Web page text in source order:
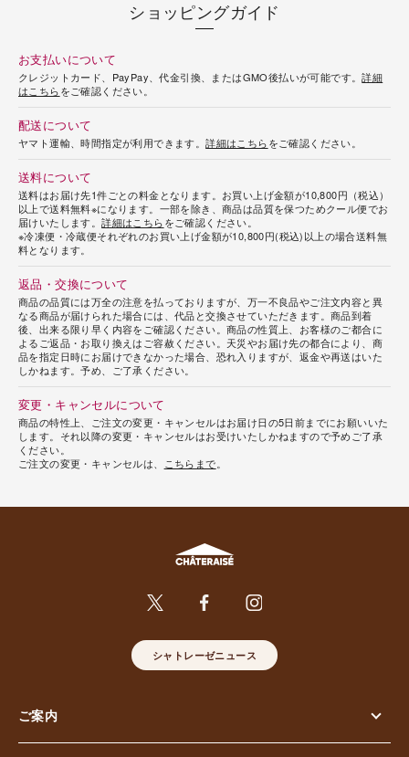
ショッピングガイド
お支払いについて
クレジットカード、PayPay、代金引換、またはGMO後払いが可能です。詳細
はこちらをご確認ください。
配送について
ヤマト運輸、時間指定が利用できます。詳細はこちらをご確認ください。
送料について
送料はお届け先1件ごとの料金となります。お買い上げ金額が10,800円（税込）
以上で送料無料※になります。一部を除き、商品は品質を保つためクール便でお
届けいたします。詳細はこちらをご確認ください。
※冷凍便・冷蔵便それぞれのお買い上げ金額が10,800円(税込)以上の場合送料無
料となります。
返品・交換について
商品の品質には万全の注意を払っておりますが、万一不良品やご注文内容と異
なる商品が届けられた場合には、代品と交換させていただきます。商品到着
後、出来る限り早く内容をご確認ください。商品の性質上、お客様のご都合に
よるご返品・お取り換えはご容赦ください。天災やお届け先の都合により、商
品を指定日時にお届けできなかった場合、恐れ入りますが、返金や再送はいた
しかねます。予め、ご了承ください。
変更・キャンセルについて
商品の特性上、ご注文の変更・キャンセルはお届け日の5日前までにお願いいた
します。それ以降の変更・キャンセルはお受けいたしかねますので予めご了承
ください。
ご注文の変更・キャンセルは、
こちらまで
シャトレーゼニュース
ご案内